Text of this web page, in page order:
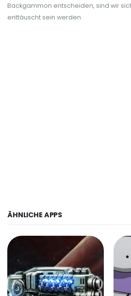
Backgammon entscheiden, sind wir
enttäuscht sein werden.
ÄHNLICHE APPS